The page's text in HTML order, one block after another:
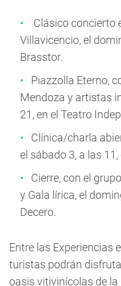
Clásico concierto
Villavicencio, el
Brasstor.
Piazzolla Eterno,
Mendoza y artistas
21, en el Teatro
Clínica/charla
el sábado 3, a las
Cierre, con el
y Gala lírica, el
Decero.
Entre las Experiencias
turistas podrán
oasis vitivinícolas de